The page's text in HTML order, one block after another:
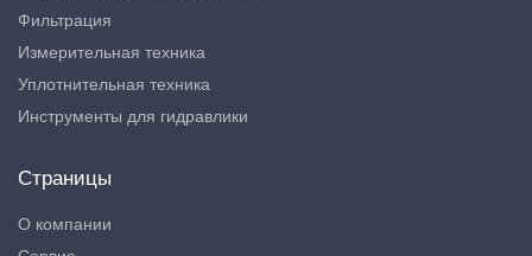
Фильтрация
Измерительная техника
Уплотнительная техника
Инструменты для гидравлики
Страницы
О компании